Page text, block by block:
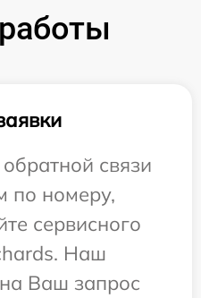
связи
по номеру,
сервисного
Наш
Ваш запрос